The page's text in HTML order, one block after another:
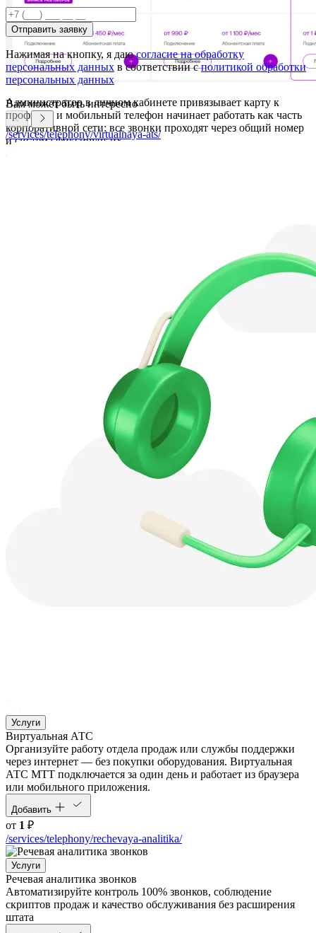
Администратор в личном кабинете привязывает карту к
профилю, и мобильный телефон начинает работать как часть
корпоративной сети: все звонки проходят через общий номер
и система фиксирует их.
Отправить заявку
Нажимая на кнопку, я даюсогласие на обработку
персональных данных в соответствии сполитикой обработки
персональных данных
Вам может быть интересно
/services/telephony/virtualnaya-ats/
Услуги
Виртуальная АТС
Организуйте работу отдела продаж или службы поддержки
через интернет — без покупки оборудования. Виртуальная
АТС МТТ подключается за один день и работает из браузера
или мобильного приложения.
Добавить
от 1 ₽
/services/telephony/rechevaya-analitika/
Услуги
Речевая аналитика звонков
Автоматизируйте контроль 100% звонков, соблюдение
скриптов продаж и качество обслуживания без расширения
штата